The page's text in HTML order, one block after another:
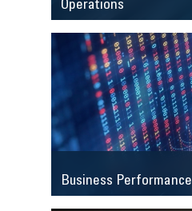
Operations
Business Performance